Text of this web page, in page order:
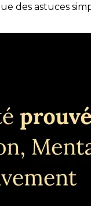
des astuces